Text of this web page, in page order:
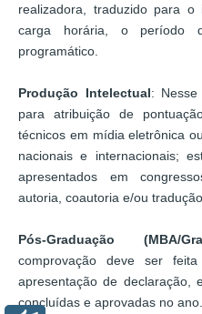
realizadora, traduzido para o
carga horária, o período
programático.
Produção Intelectual:
para atribuição de
técnicos em mídia eletrônica
nacionais e internacionais;
apresentados em
autoria, coautoria e/ou
Pós-Graduação (MBA/
comprovação deve ser
apresentação de declaração,
concluídas e aprovadas no ano.